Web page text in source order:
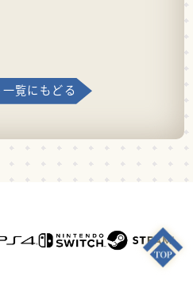
覧にもどる